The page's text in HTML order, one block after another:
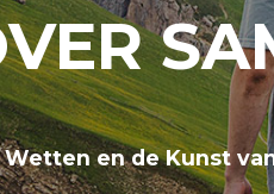
en de Kunst